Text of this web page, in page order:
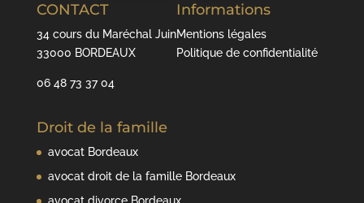
CONTACT
34 cours du Maréchal Juin
33000 BORDEAUX
06 48 73 37 04
Informations
Mentions légales
Politique de confidentialité
Droit de la famille
avocat Bordeaux
avocat droit de la famille Bordeaux